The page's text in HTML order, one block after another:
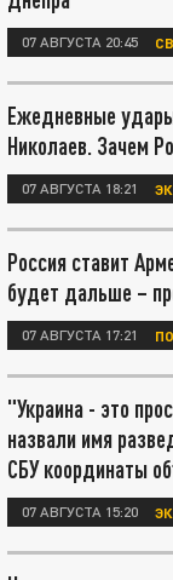
07 АВГУСТА 20:45
Ежедневные
Николаев. Зачем
07 АВГУСТА 18:21
Россия ставит
будет дальше –
07 АВГУСТА 17:21
"Украина - это
назвали имя
СБУ координаты
07 АВГУСТА 15:20